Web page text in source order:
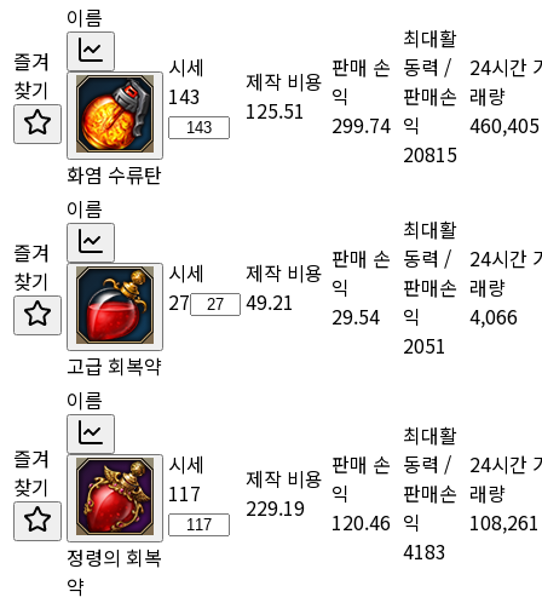
즐겨
찾기
이름
화염 수류탄
시세
143
제작 비용
125.51
판매 손
익
299.74
최대활
동력 /
판매손
익
20815
24시간
래량
460,405
즐겨
찾기
이름
고급 회복약
시세
27
제작 비용
49.21
판매 손
익
29.54
최대활
동력 /
판매손
익
2051
24시간
래량
4,066
즐겨
찾기
이름
정령의 회복
약
시세
117
제작 비용
229.19
판매 손
익
120.46
최대활
동력 /
판매손
익
4183
24시간
래량
108,261